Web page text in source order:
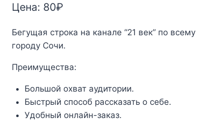
Цена: 80₽
Бегущая строка на канале “21 век” по всему
городу Сочи.
Преимущества:
Большой охват аудитории.
Быстрый способ рассказать о себе.
Удобный онлайн-заказ.